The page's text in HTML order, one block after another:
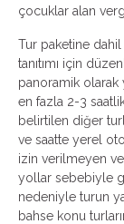
çocuklar alan
Tur paketine
tanıtımı için
panoramik olarak
en fazla 2-3
belirtilen diğer
ve saatte yerel
izin verilmeyen
yollar sebebiyle
nedeniyle turun
bahse konu